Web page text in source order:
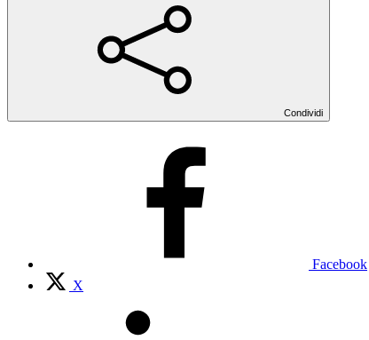
Condividi
Facebook
X